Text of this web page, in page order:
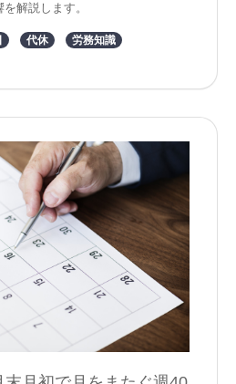
解説します。
代休 労務知識